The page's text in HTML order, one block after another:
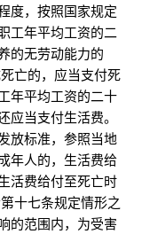
度，按照国家规定
工年平均工资的二
的无劳动能力的
亡的，应当支付死
年平均工资的二十
当支付生活费。
标准，参照当地
年人的，生活费给
活费给付至死亡时
七条规定情形之
的范围内，为受害